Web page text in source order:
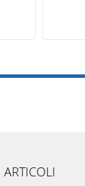
ARTICOLI